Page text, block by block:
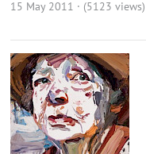
15 May 2011 · (5123 views)